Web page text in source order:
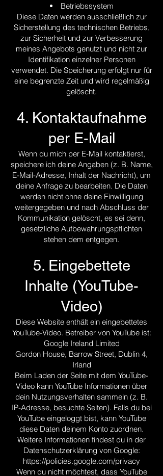
Betriebssystem
Diese Daten werden ausschließlich zur
Sicherstellung des technischen Betriebs,
zur Sicherheit und zur Verbesserung
meines Angebots genutzt und nicht zur
Identifikation einzelner Personen
verwendet. Die Speicherung erfolgt nur für
eine begrenzte Zeit und wird regelmäßig
gelöscht.
4. Kontaktaufnahme
per E-Mail
Wenn du mich per E-Mail kontaktierst,
speichere ich deine Angaben (z. B. Name,
E-Mail-Adresse, Inhalt der Nachricht), um
deine Anfrage zu bearbeiten. Die Daten
werden nicht ohne deine Einwilligung
weitergegeben und nach Abschluss der
Kommunikation gelöscht, es sei denn,
gesetzliche Aufbewahrungspflichten
stehen dem entgegen.
5. Eingebettete
Inhalte (YouTube-
Video)
Diese Website enthält ein eingebettetes
YouTube-Video. Betreiber von YouTube ist:
Google Ireland Limited
Gordon House, Barrow Street, Dublin 4,
Irland
Beim Laden der Seite mit dem YouTube-
Video kann YouTube Informationen über
dein Nutzungsverhalten sammeln (z. B.
IP-Adresse, besuchte Seiten). Falls du bei
YouTube eingeloggt bist, kann YouTube
diese Daten deinem Konto zuordnen.
Weitere Informationen findest du in der
Datenschutzerklärung von Google:
https://policies.google.com/privacy
Wenn du nicht möchtest, dass YouTube